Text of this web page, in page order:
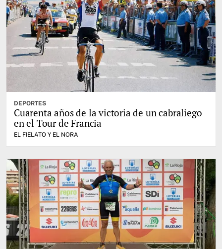
DEPORTES
Cuarenta años de la victoria de un cabraliego
en el Tour de Francia
EL FIELATO Y EL NORA